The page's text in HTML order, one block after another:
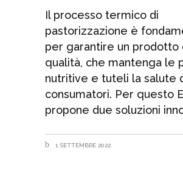
Il processo termico di
pastorizzazione è
per garantire un prodotto
qualità, che mantenga le
nutritive e tuteli la salute
consumatori. Per questo
propone due soluzioni
1 SETTEMBRE 2022